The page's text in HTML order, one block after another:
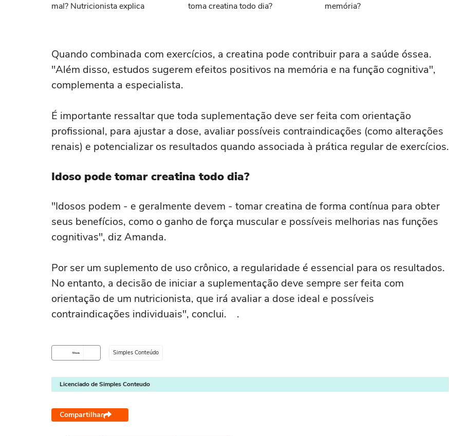
mal? Nutricionista explica
toma creatina todo dia?
memória?
Quando combinada com exercícios, a creatina pode contribuir para a saúde óssea.
"Além disso, estudos sugerem efeitos positivos na memória e na função cognitiva",
complementa a especialista.
É importante ressaltar que toda suplementação deve ser feita com orientação
profissional, para ajustar a dose, avaliar possíveis contraindicações (como alterações
renais) e potencializar os resultados quando associada à prática regular de exercícios.
Idoso pode tomar creatina todo dia?
"Idosos podem - e geralmente devem - tomar creatina de forma contínua para obter
seus benefícios, como o ganho de força muscular e possíveis melhorias nas funções
cognitivas", diz Amanda.
Por ser um suplemento de uso crônico, a regularidade é essencial para os resultados.
No entanto, a decisão de iniciar a suplementação deve sempre ser feita com
orientação de um nutricionista, que irá avaliar a dose ideal e possíveis
contraindicações individuais", conclui. .
Simples Conteúdo
Licenciado de Simples Conteudo
Compartilhar